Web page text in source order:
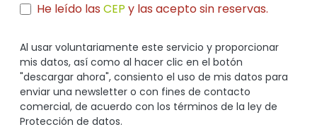
He leído las CEP y las acepto sin reservas.
Al usar voluntariamente este servicio y proporcionar
mis datos, así como al hacer clic en el botón
"descargar ahora", consiento el uso de mis datos para
enviar una newsletter o con fines de contacto
comercial, de acuerdo con los términos de la ley de
Protección de datos.